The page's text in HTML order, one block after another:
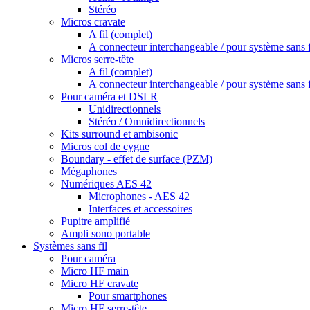
Stéréo
Micros cravate
A fil (complet)
A connecteur interchangeable / pour système sans
Micros serre-tête
A fil (complet)
A connecteur interchangeable / pour système sans
Pour caméra et DSLR
Unidirectionnels
Stéréo / Omnidirectionnels
Kits surround et ambisonic
Micros col de cygne
Boundary - effet de surface (PZM)
Mégaphones
Numériques AES 42
Microphones - AES 42
Interfaces et accessoires
Pupitre amplifié
Ampli sono portable
Systèmes sans fil
Pour caméra
Micro HF main
Micro HF cravate
Pour smartphones